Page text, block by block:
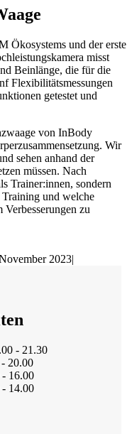
Ökosystems und der erste
misst
Beinlänge, die für die
Flexibilitätsmessungen
getestet und
von InBody
Wir
sehen anhand der
müssen. Nach
Trainer:innen, sondern
und welche
zu
2023|
- 21.30
20.00
- 16.00
- 14.00